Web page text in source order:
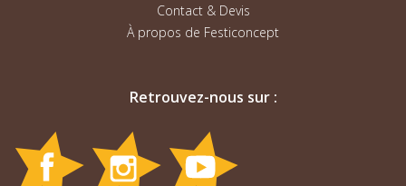
Contact & Devis
À propos de Festiconcept
Retrouvez-nous sur :